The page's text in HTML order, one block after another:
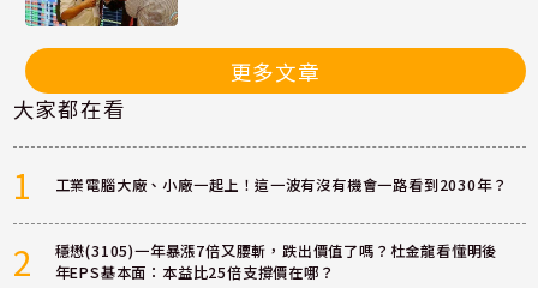
更多文章
大家都在看
1 工業電腦大廠、小廠一起上！這一波有沒有機會一路看到2030年？
2
穩懋(3105)一年暴漲7倍又腰斬，跌出價值了嗎？杜金龍看懂明後
年EPS基本面：本益比25倍支撐價在哪？